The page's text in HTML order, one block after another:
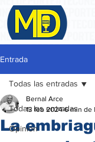
Entrada
Todas las entradas
Opinión
Todas las entradas
La
Bernal Arce
13 feb 2024 6 min de